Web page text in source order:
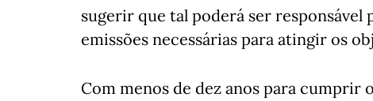
sugerir que tal poderá ser
emissões necessárias para atingir os
Com menos de dez anos para